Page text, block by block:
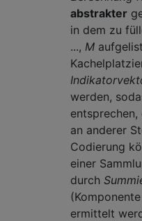
abstrakter
in dem zu
..., M
werden,
an anderer
Codierung
einer
durch
ermittelt